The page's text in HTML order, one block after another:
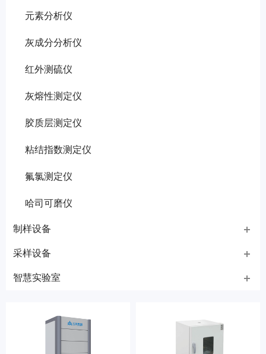
元素分析仪
灰成分分析仪
红外测硫仪
灰熔性测定仪
胶质层测定仪
粘结指数测定仪
氟氯测定仪
哈司可磨仪
制样设备
采样设备
智慧实验室